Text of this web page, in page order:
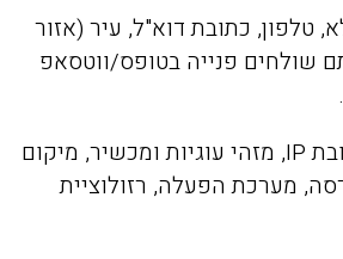
טלפון, כתובת דוא"ל, עיר (אזור
שולחים פנייה בטופס/ווטסאפ
כתובת IP, מזהי עוגיות ומכשיר, מיקום
מערכת הפעלה, רזולוציית